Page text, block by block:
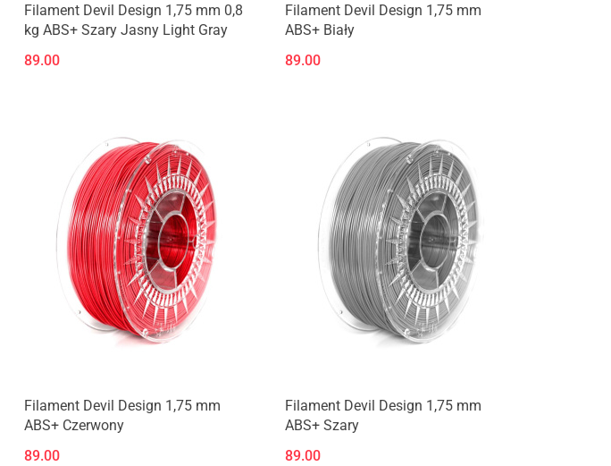
Filament Devil Design 1,75 mm 0,8
kg ABS+ Szary Jasny Light Gray
89.00
Filament Devil Design 1,75 mm
ABS+ Biały
89.00
Filament Devil Design 1,75 mm
ABS+ Czerwony
89.00
Filament Devil Design 1,75 mm
ABS+ Szary
89.00